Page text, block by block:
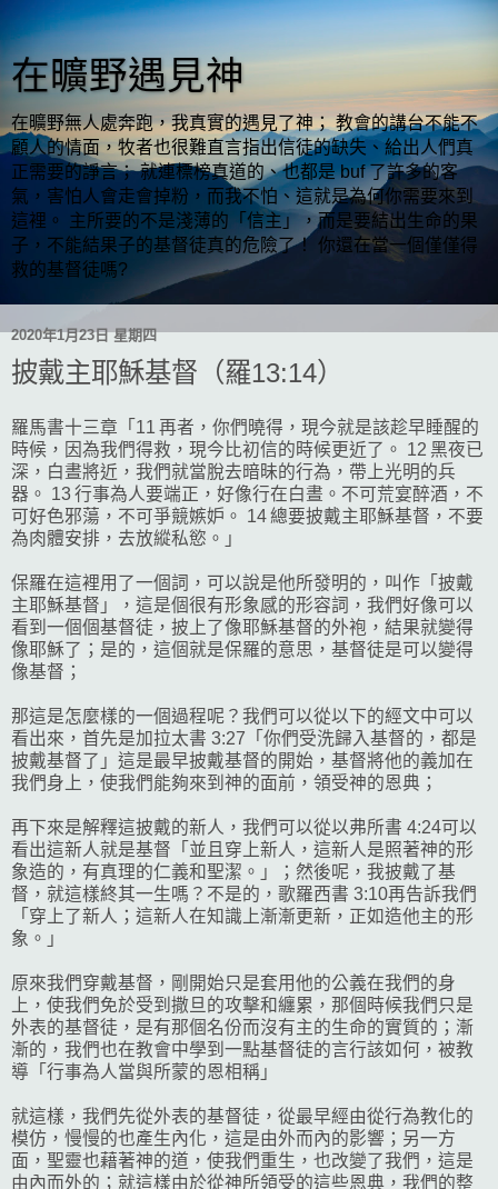
在曠野遇見神
在曠野無人處奔跑，我真實的遇見了神； 教會的講台不能不
顧人的情面，牧者也很難直言指出信徒的缺失、給出人們真
正需要的諍言； 就連標榜真道的、也都是 buf 了許多的客
氣，害怕人會走會掉粉，而我不怕、這就是為何你需要來到
這裡。 主所要的不是淺薄的「信主」，而是要結出生命的果
子，不能結果子的基督徒真的危險了！ 你還在當一個僅僅得
救的基督徒嗎?
2020年1月23日 星期四
披戴主耶穌基督（羅13:14）
羅馬書十三章「11 再者，你們曉得，現今就是該趁早睡醒的
時候，因為我們得救，現今比初信的時候更近了。 12 黑夜已
深，白晝將近，我們就當脫去暗昧的行為，帶上光明的兵
器。 13 行事為人要端正，好像行在白晝。不可荒宴醉酒，不
可好色邪蕩，不可爭競嫉妒。 14 總要披戴主耶穌基督，不要
為肉體安排，去放縱私慾。」
保羅在這裡用了一個詞，可以說是他所發明的，叫作「披戴
主耶穌基督」，這是個很有形象感的形容詞，我們好像可以
看到一個個基督徒，披上了像耶穌基督的外袍，結果就變得
像耶穌了；是的，這個就是保羅的意思，基督徒是可以變得
像基督；
那這是怎麼樣的一個過程呢？我們可以從以下的經文中可以
看出來，首先是加拉太書 3:27「 你們受洗歸入基督的，都是
披戴基督了」這是最早披戴基督的開始，基督將他的義加在
我們身上，使我們能夠來到神的面前，領受神的恩典；
再下來是解釋這披戴的新人，我們可以從以弗所書 4:24可以
看出這新人就是基督「並且穿上新人，這新人是照著神的形
象造的，有真理的仁義和聖潔。」；然後呢，我披戴了基
督，就這樣終其一生嗎？不是的，歌羅西書 3:10再告訴我們
「穿上了新人；這新人在知識上漸漸更新，正如造他主的形
象。」
原來我們穿戴基督，剛開始只是套用他的公義在我們的身
上，使我們免於受到撒旦的攻擊和纏累，那個時候我們只是
外表的基督徒，是有那個名份而沒有主的生命的實質的；漸
漸的，我們也在教會中學到一點基督徒的言行該如何，被教
導「行事為人當與所蒙的恩相稱」
就這樣，我們先從外表的基督徒，從最早經由從行為教化的
模仿，慢慢的也產生內化，這是由外而內的影響；另一方
面，聖靈也藉著神的道，使我們重生，也改變了我們，這是
由內而外的；就這樣由於從神所領受的這些恩典，我們的整